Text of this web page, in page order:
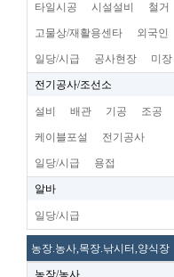
타일시공 시설설비 철거
고물상/재활용센타 외국인
일당/시급 공사현장 미장
전기공사/조선소
설비 배관 기공 조공
케이블포설 전기공사
일당/시급 용접
알바
일당/시급
농장.농사,목장.낚시터,양식장
농장/농사